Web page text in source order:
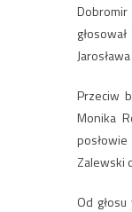
Dobromir
Przeciw
Monika
Zalewski
Od